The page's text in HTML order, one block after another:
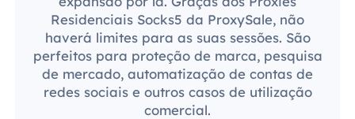
Residenciais Socks5 da ProxySale, não
haverá limites para as suas sessões. São
perfeitos para proteção de marca, pesquisa
de mercado, automatização de contas de
redes sociais e outros casos de utilização
comercial.